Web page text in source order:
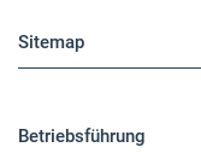
Sitemap
Betriebsführung